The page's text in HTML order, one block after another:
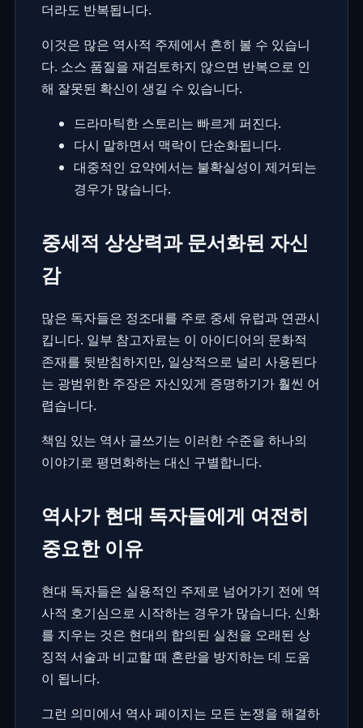
더라도 반복됩니다.
이것은 많은 역사적 주제에서 흔히 볼 수 있습니
다. 소스 품질을 재검토하지 않으면 반복으로 인
해 잘못된 확신이 생길 수 있습니다.
드라마틱한 스토리는 빠르게 퍼진다.
다시 말하면서 맥락이 단순화됩니다.
대중적인 요약에서는 불확실성이 제거되는
경우가 많습니다.
중세적 상상력과 문서화된 자신
감
많은 독자들은 정조대를 주로 중세 유럽과 연관시
킵니다. 일부 참고자료는 이 아이디어의 문화적
존재를 뒷받침하지만, 일상적으로 널리 사용된다
는 광범위한 주장은 자신있게 증명하기가 훨씬 어
렵습니다.
책임 있는 역사 글쓰기는 이러한 수준을 하나의
이야기로 평면화하는 대신 구별합니다.
역사가 현대 독자들에게 여전히
중요한 이유
현대 독자들은 실용적인 주제로 넘어가기 전에 역
사적 호기심으로 시작하는 경우가 많습니다. 신화
를 지우는 것은 현대의 합의된 실천을 오래된 상
징적 서술과 비교할 때 혼란을 방지하는 데 도움
이 됩니다.
그런 의미에서 역사 페이지는 모든 논쟁을 해결하